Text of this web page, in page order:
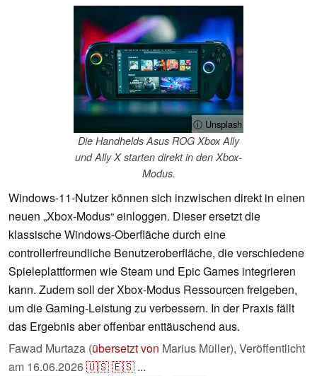
ⓘ Unsplash
Die Handhelds Asus ROG Xbox Ally
und Ally X starten direkt in den Xbox-
Modus.
Windows-11-Nutzer können sich inzwischen direkt in einen
neuen „Xbox-Modus“ einloggen. Dieser ersetzt die
klassische Windows-Oberfläche durch eine
controllerfreundliche Benutzeroberfläche, die verschiedene
Spieleplattformen wie Steam und Epic Games integrieren
kann. Zudem soll der Xbox-Modus Ressourcen freigeben,
um die Gaming-Leistung zu verbessern. In der Praxis fällt
das Ergebnis aber offenbar enttäuschend aus.
Fawad Murtaza (übersetzt von Marius Müller), Veröffentlicht
am 16.06.2026🇺🇸🇪🇸 ...